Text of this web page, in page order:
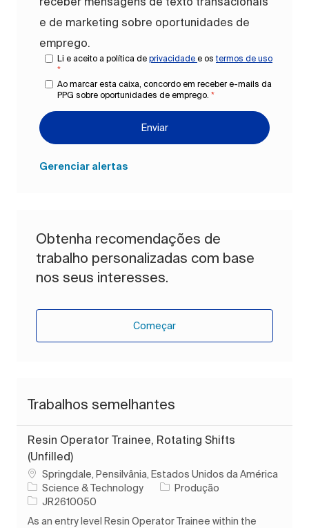
e de marketing sobre oportunidades de
emprego.
Li e aceito a política de privacidade e ostermos de uso
*
Ao marcar esta caixa, concordo em receber e-mails da
PPG sobre oportunidades de emprego. *
Enviar
Gerenciar alertas
Obtenha recomendações de
trabalho personalizadas com base
nos seus interesses.
Começar
Trabalhos semelhantes
Resin Operator Trainee, Rotating Shifts
(Unfilled)
Localização
Springdale, Pensilvânia, Estados Unidos da América
Science & Technology
Categoria
Produção
ID do trabalho
JR2610050
As an entry level Resin Operator Trainee within the